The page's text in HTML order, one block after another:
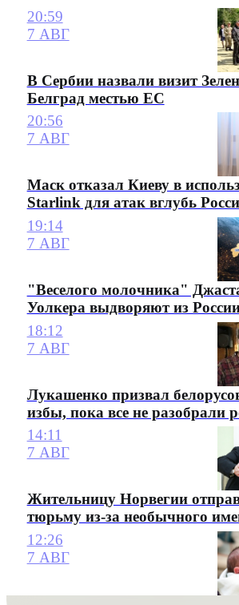
20:59
7 АВГ
В Сербии назвали визит
Белград местью ЕС
20:56
7 АВГ
Маск отказал Киеву в
Starlink для атак вглубь
19:14
7 АВГ
"Веселого молочника"
Уолкера выдворяют из
18:12
7 АВГ
Лукашенко призвал
избы, пока все не разобрали
14:11
7 АВГ
Жительницу Норвегии
тюрьму из-за необычного
12:26
7 АВГ